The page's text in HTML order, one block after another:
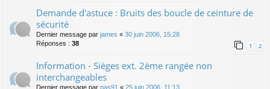
Demande d'astuce : Bruits des boucle de ceinture de
sécurité
Dernier message par james « 30 juin 2006, 15:28
Réponses : 38 1 2
Information - Sièges ext. 2ème rangée non
interchangeables
Dernier message par pas91 « 25 juin 2006, 11:13